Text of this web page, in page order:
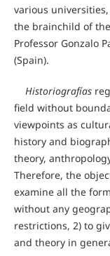
various universities,
the brainchild of
Professor Gonzalo
(Spain).
Historiografías
field without
viewpoints as
history and
theory,
Therefore, the
examine all the
without any
restrictions, 2) to
and theory in